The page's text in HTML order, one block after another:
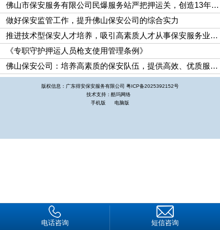
佛山市保安服务有限公司民爆服务站严把押运关，创造13年安全无事故的佳绩
做好保安监管工作，提升佛山保安公司的综合实力
推进技术型保安人才培养，吸引高素质人才从事保安服务业管理工作是保安服务业转型升级的方向
《专职守护押运人员枪支使用管理条例》
佛山保安公司：培养高素质的保安队伍，提供高效、优质服务，树立良好的企业信誉
版权信息：广东得安保安服务有限公司 粤ICP备2025392152号
技术支持：酷玛网络
手机版
电脑版
电话咨询 短信咨询